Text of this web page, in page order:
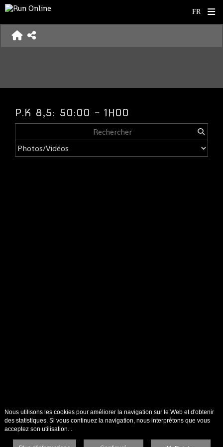
P.K 8,5: 50:00 - 1H00
Nous utilisons les cookies pour améliorer la navigation sur le Web et d'obtenir
des statistiques. Si vous continuez la navigation, nous interprétons que vous
acceptez son utilisation. .